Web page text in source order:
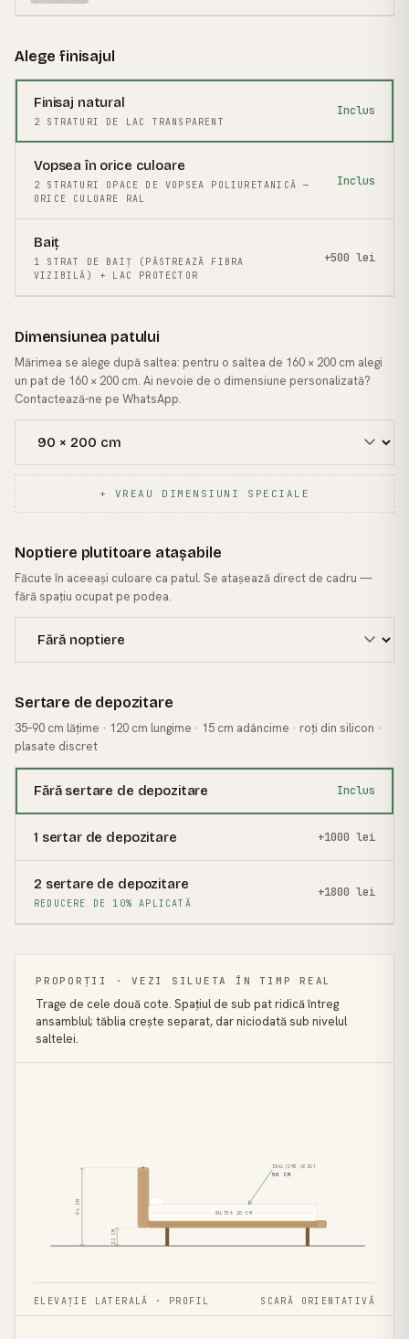
Alege finisajul
Finisaj natural
2 STRATURI DE LAC TRANSPARENT
Inclus
Vopsea în orice culoare
2 STRATURI OPACE DE VOPSEA POLIURETANICĂ —
ORICE CULOARE RAL
Inclus
Baiț
1 STRAT DE BAIȚ (PĂSTREAZĂ FIBRA
VIZIBILĂ) + LAC PROTECTOR
+500 lei
Dimensiunea patului
Mărimea se alege după saltea: pentru o saltea de 160 × 200 cm alegi
un pat de 160 × 200 cm. Ai nevoie de o dimensiune personalizată?
Contactează-ne pe WhatsApp.
+ VREAU DIMENSIUNI SPECIALE
Noptiere plutitoare atașabile
Făcute în aceeași culoare ca patul. Se atașează direct de cadru —
fără spațiu ocupat pe podea.
Sertare de depozitare
35–90 cm lățime · 120 cm lungime · 15 cm adâncime · roți din silicon ·
plasate discret
Fără sertare de depozitare Inclus
1 sertar de depozitare +1000 lei
2 sertare de depozitare
REDUCERE DE 10% APLICATĂ
+1800 lei
PROPORȚII · VEZI SILUETA ÎN TIMP REAL
Trage de cele două cote. Spațiul de sub pat ridică întreg
ansamblul; tăblia crește separat, dar niciodată sub nivelul
saltelei.
94
CM
22
CM
SALTEA 20 CM
ÎNĂLȚIME ȘEZUT
50 CM
ELEVAȚIE LATERALĂ · PROFIL SCARĂ ORIENTATIVĂ